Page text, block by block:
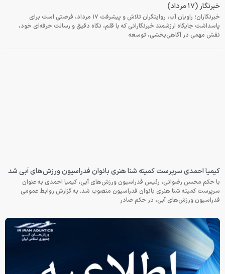
خبرنگار (۱۷ مرداد)
خبرنگاران؛ راویان آب، روایتگران تلاش و پیشرفت ۱۷ مرداد، فرصتی است برای
پاسداشت جایگاه ارزشمند خبرنگارانی که با قلم، نگاه دقیق و رسالت حرفه‌ای خود،
نقش مهمی در آگاهی‌بخشی، توسعه
کیمیا احمدی سرپرست کمیته شنا هنری بانوان فدراسیون ورزش‌های آبی شد
با حکم محسن رضوانی، رئیس فدراسیون ورزش‌های آبی، کیمیا احمدی به عنوان
سرپرست کمیته شنا هنری بانوان فدراسیون منصوب شد. به گزارش روابط عمومی
فدراسیون ورزش‌های آبی، در حکم صادر